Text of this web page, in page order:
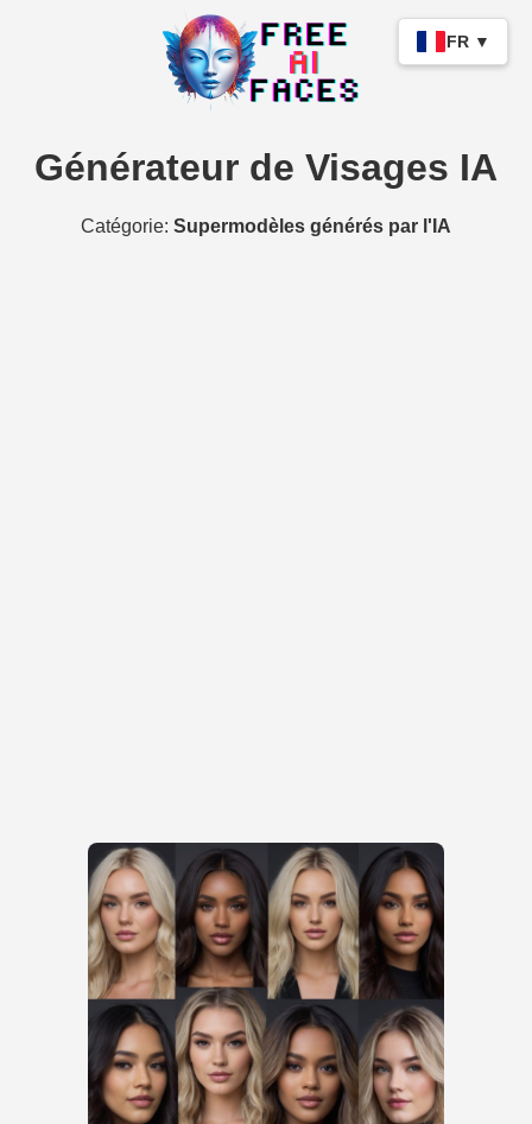
FR ▼
Générateur de Visages IA
Catégorie: Supermodèles générés par l'IA